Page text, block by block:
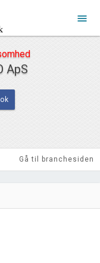
menu
ApS
Gå til branchesiden